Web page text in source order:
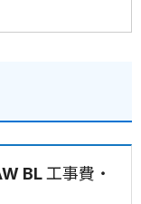
BL 工事費・